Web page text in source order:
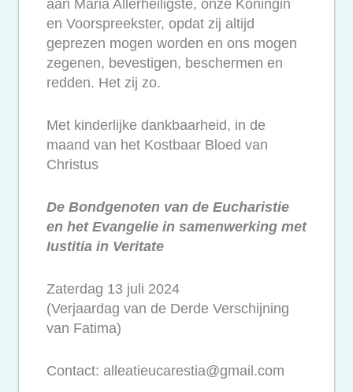
aan Maria Allerheiligste, onze Koningin
en Voorspreekster, opdat zij altijd
geprezen mogen worden en ons mogen
zegenen, bevestigen, beschermen en
redden. Het zij zo.
Met kinderlijke dankbaarheid, in de
maand van het Kostbaar Bloed van
Christus
De Bondgenoten van de Eucharistie
en het Evangelie in samenwerking met
Iustitia in Veritate
Zaterdag 13 juli 2024
(Verjaardag van de Derde Verschijning
van Fatima)
Contact: alleatieucarestia@gmail.com